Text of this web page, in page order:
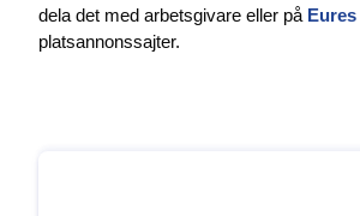
dela det med arbetsgivare eller på Eures
platsannonssajter.